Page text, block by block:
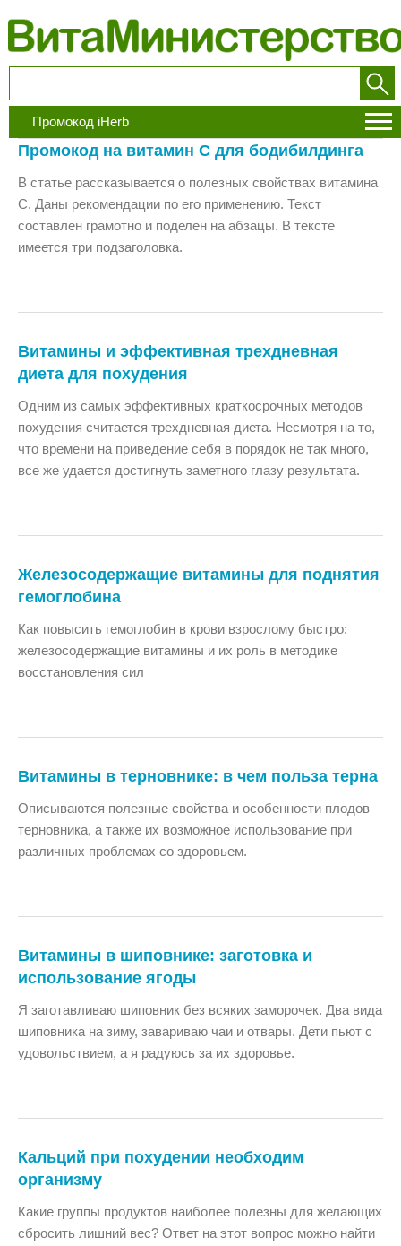
Промокод iHerb
Промокод на витамин С для бодибилдинга
В статье рассказывается о полезных свойствах витамина
С. Даны рекомендации по его применению. Текст
составлен грамотно и поделен на абзацы. В тексте
имеется три подзаголовка.
Витамины и эффективная трехдневная
диета для похудения
Одним из самых эффективных краткосрочных методов
похудения считается трехдневная диета. Несмотря на то,
что времени на приведение себя в порядок не так много,
все же удается достигнуть заметного глазу результата.
Железосодержащие витамины для поднятия
гемоглобина
Как повысить гемоглобин в крови взрослому быстро:
железосодержащие витамины и их роль в методике
восстановления сил
Витамины в терновнике: в чем польза терна
Описываются полезные свойства и особенности плодов
терновника, а также их возможное использование при
различных проблемах со здоровьем.
Витамины в шиповнике: заготовка и
использование ягоды
Я заготавливаю шиповник без всяких заморочек. Два вида
шиповника на зиму, завариваю чаи и отвары. Дети пьют с
удовольствием, а я радуюсь за их здоровье.
Кальций при похудении необходим
организму
Какие группы продуктов наиболее полезны для желающих
сбросить лишний вес? Ответ на этот вопрос можно найти